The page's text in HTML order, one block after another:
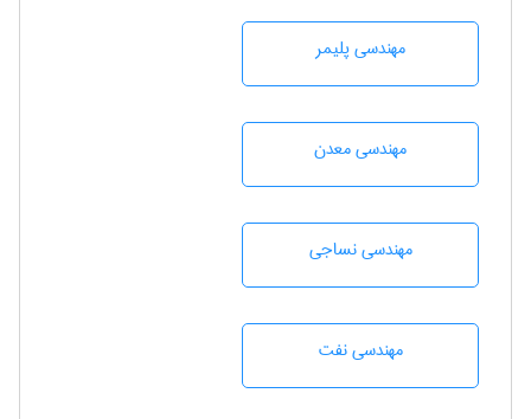
مهندسی پليمر
مهندسی معدن
مهندسي نساجی
مهندسی نفت